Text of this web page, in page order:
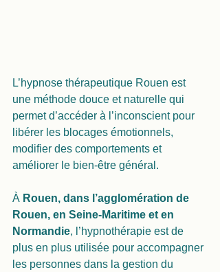
L’hypnose thérapeutique Rouen est
une méthode douce et naturelle qui
permet d’accéder à l’inconscient pour
libérer les blocages émotionnels,
modifier des comportements et
améliorer le bien-être général.
À Rouen, dans l’agglomération de
Rouen, en Seine-Maritime et en
Normandie, l’hypnothérapie est de
plus en plus utilisée pour accompagner
les personnes dans la gestion du